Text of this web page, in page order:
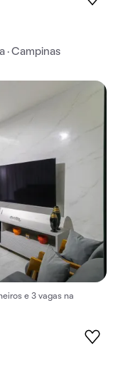
· Campinas
e 3 vagas na